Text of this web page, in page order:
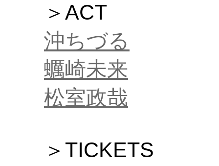
＞ACT
沖ちづる
蠣崎未来
松室政哉
＞TICKETS